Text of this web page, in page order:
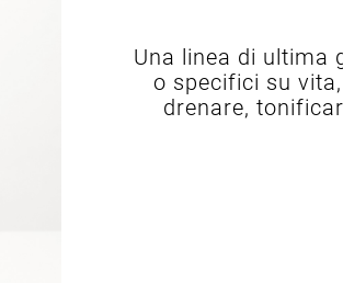
Una linea di ultima
o specifici su
drenare,